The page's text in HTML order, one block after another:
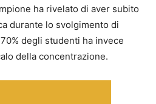
ha rivelato di aver subito
durante lo svolgimento di
degli studenti ha invece
della concentrazione.